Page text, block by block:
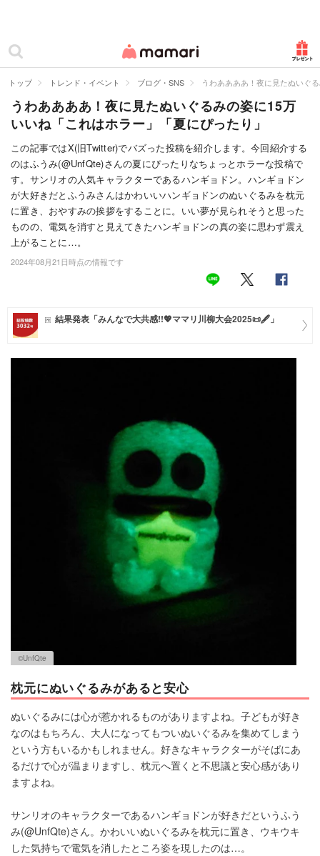
ママリ
カテゴリー一覧
妊娠
出産
赤ちゃん・育児
子育て・家族
病院
住まい
トップ トレンド・イベント ブログ・SNS うわああああ！夜に見たぬいぐ
うわああああ！夜に見たぬいぐるみの姿に15万
いいね「これはホラー」「夏にぴったり」
この記事ではX(旧Twitter)でバズった投稿を紹介します。今回紹介する
のはふうみ(@UnfQte)さんの夏にぴったりなちょっとホラーな投稿で
す。サンリオの人気キャラクターであるハンギョドン。ハンギョドン
が大好きだとふうみさんはかわいいハンギョドンのぬいぐるみを枕元
に置き、おやすみの挨拶をすることに。いい夢が見られそうと思った
ものの、電気を消すと見えてきたハンギョドンの真の姿に思わず震え
上がることに…。
2024年08月21日時点の情報です
結果発表「みんなで大共感!!💖ママリ川柳大会2025📜🖋️」
©︎UnfQte
枕元にぬいぐるみがあると安心
ぬいぐるみには心が惹かれるものがありますよね。子どもが好き
なのはもちろん、大人になってもついぬいぐるみを集めてしまう
という方もいるかもしれません。好きなキャラクターがそばにあ
るだけで心が温まりますし、枕元へ置くと不思議と安心感があり
ますよね。
サンリオのキャラクターであるハンギョドンが好きだというふう
み(@UnfQte)さん。かわいいぬいぐるみを枕元に置き、ウキウキ
した気持ちで電気を消したところ姿を現したのは…。